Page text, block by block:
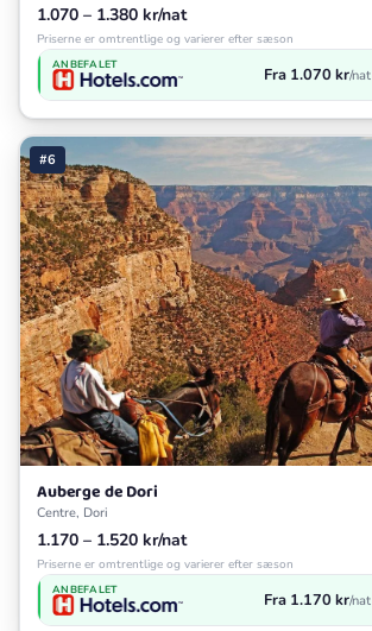
1.070 – 1.380 kr/nat
Priserne er omtrentlige og varierer efter sæson
ANBEFALET Fra 1.070 kr/nat
#6
Auberge de Dori
Centre, Dori
1.170 – 1.520 kr/nat
Priserne er omtrentlige og varierer efter sæson
ANBEFALET Fra 1.170 kr/nat